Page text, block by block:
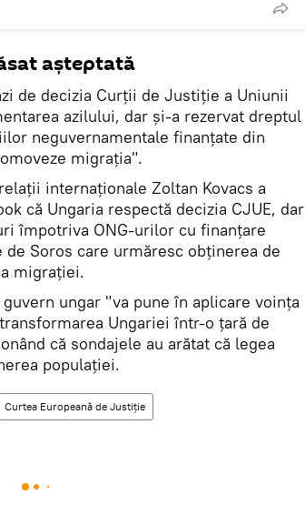
așteptată
de decizia Curţii de Justiţie a Uniunii
azilului, dar şi-a rezervat dreptul
neguvernamentale finanţate din
migraţia".
internaţionale Zoltan Kovacs a
că Ungaria respectă decizia CJUE, dar
împotriva ONG-urilor cu finanţare
Soros care urmăresc obţinerea de
migraţiei.
ungar "va pune în aplicare voinţa
Ungariei într-o ţară de
că sondajele au arătat că legea
populaţiei.
Curtea Europeană de Justiție